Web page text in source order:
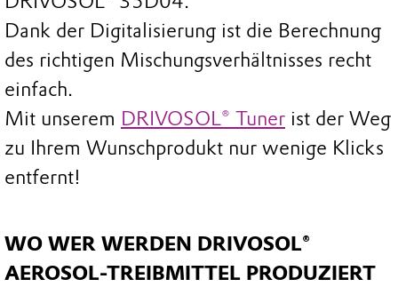
Dank der Digitalisierung ist die Berechnung
des richtigen Mischungsverhältnisses recht
einfach.
Mit unserem DRIVOSOL® Tuner ist der Weg
zu Ihrem Wunschprodukt nur wenige Klicks
entfernt!
WO WER WERDEN DRIVOSOL®
AEROSOL-TREIBMITTEL PRODUZIERT